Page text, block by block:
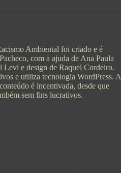
Ambiental foi criado e é
com a ajuda de Ana Paula
Levi e design de Raquel Cordeiro.
e utiliza tecnologia WordPress. A
é incentivada, desde que
sem fins lucrativos.